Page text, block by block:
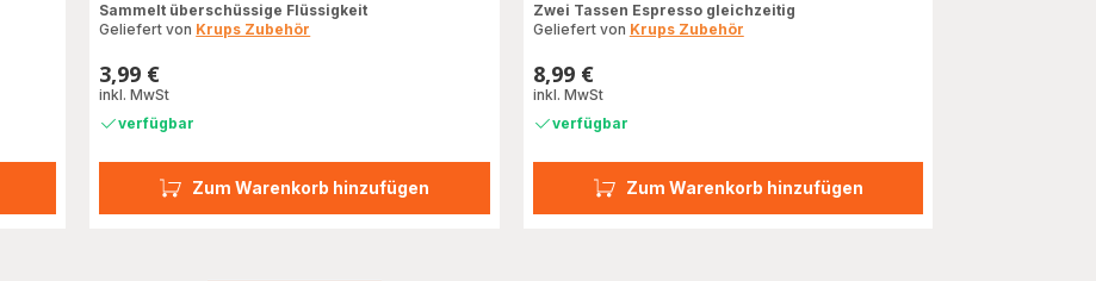
Zum Warenkorb hinzufügen
mit
Sternen
(Durchschnitt)
Sammelt überschüssige Flüssigkeit
Geliefert von Krups Zubehör
Preis
3,99 €
inkl. MwSt
verfügbar
Zum Warenkorb hinzufügen
Zwei Tassen Espresso gleichzeitig
Geliefert von Krups Zubehör
Preis
8,99 €
inkl. MwSt
verfügbar